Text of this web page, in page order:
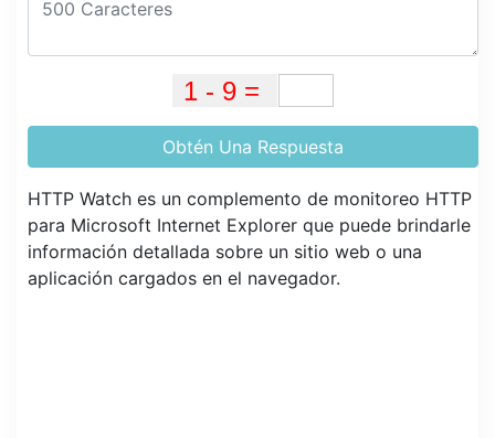
Obtén Una Respuesta
HTTP Watch es un complemento de monitoreo HTTP
para Microsoft Internet Explorer que puede brindarle
información detallada sobre un sitio web o una
aplicación cargados en el navegador.